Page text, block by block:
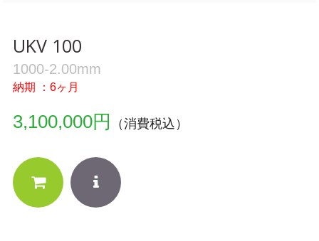
UKV 100
1000-2.00mm
納期 ：6ヶ月
3,100,000円 （消費税込）